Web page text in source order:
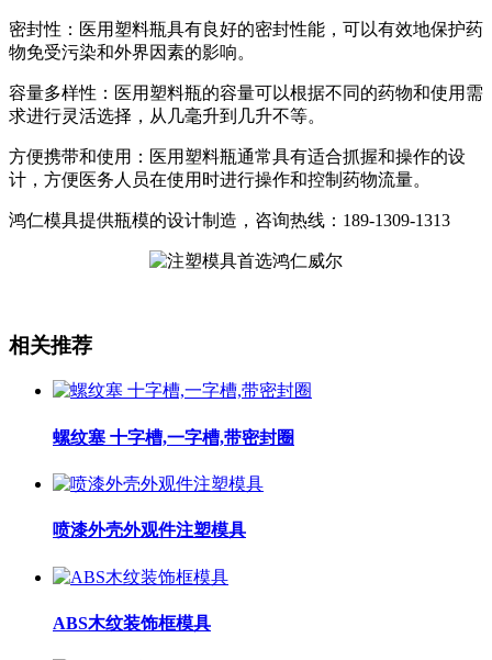
密封性：医用塑料瓶具有良好的密封性能，可以有效地保护药
物免受污染和外界因素的影响。
容量多样性：医用塑料瓶的容量可以根据不同的药物和使用需
求进行灵活选择，从几毫升到几升不等。
方便携带和使用：医用塑料瓶通常具有适合抓握和操作的设
计，方便医务人员在使用时进行操作和控制药物流量。
鸿仁模具提供瓶模的设计制造，咨询热线：189-1309-1313
相关推荐
螺纹塞 十字槽,一字槽,带密封圈
喷漆外壳外观件注塑模具
ABS木纹装饰框模具